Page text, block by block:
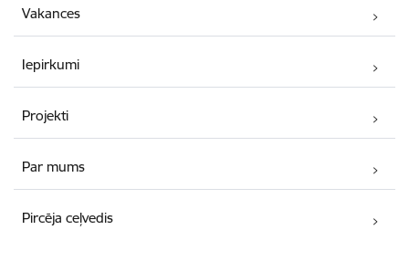
Vakances
Iepirkumi
Projekti
Par mums
Pircēja ceļvedis